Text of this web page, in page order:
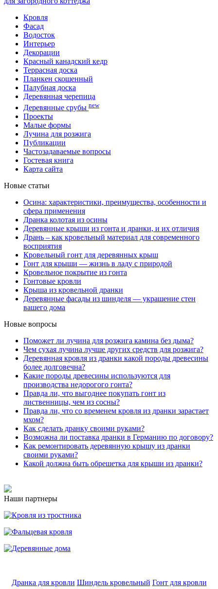
Кровля
Фасад
Водосток
Интерьер
Декорации
Красный канадский кедр
Террасная доска
Планкен скошенный
Палубная доска
Деревянная черепица
Деревянные срубы new
Проекты
Малые формы
Лучина для розжига
Публикации
Частозадаваемые вопросы
Гостевая книга
Карта сайта
Новые статьи
Осина: характеристики, преимущества, особенности и
сфера применения
Дранка колотая из осины
Деревянные крыши из гонта и дранки, и их отличия
Дрань – как кровельный материал для современного
восприятия
Кровельный гонт для деревянных крыш
Гонт для крыши — жизнь в ладу с природой
Кровельное покрытие из гонта
Гонтовые кровли
Крыша из кровельной дранки
Деревянные фасады из шинделя — украшение стен
вашего дома
Новые вопросы
Поможет ли лучина для розжига камина без дыма?
Чем сухая лучина лучше других средств для розжига?
Деревянная кровля из дранки какой породы древесины
более долговечна?
Какие породы древесины используются для
производства недорогого гонта?
Правда ли, что выгоднее покупать гонт из
лиственницы, чем из сосны?
Правда ли, что со временем кровля из дранки зарастает
мхом?
Как сделать дранку своими руками?
Возможна ли поставка дранки в Германию по договору?
Как ремонтировать деревянную крышу из дранки
своими руками?
Какой должна быть обрешетка для крыши из дранки?
Наши партнеры
Дранка для кровли Шиндель кровельный Гонт для кровли